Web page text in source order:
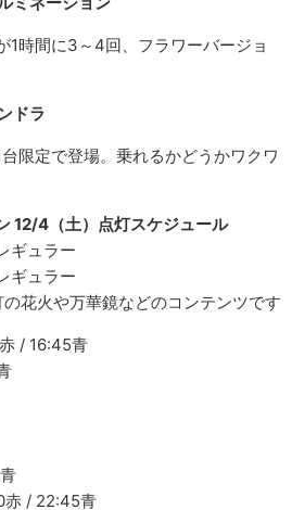
1時間に3～4回、フラワーバージョ
ドラ
限定で登場。乗れるかどうかワクワ
12/4（土）点灯スケジュール
ギュラー
ギュラー
花火や万華鏡などのコンテンツです
/ 16:45青
赤 / 22:45青